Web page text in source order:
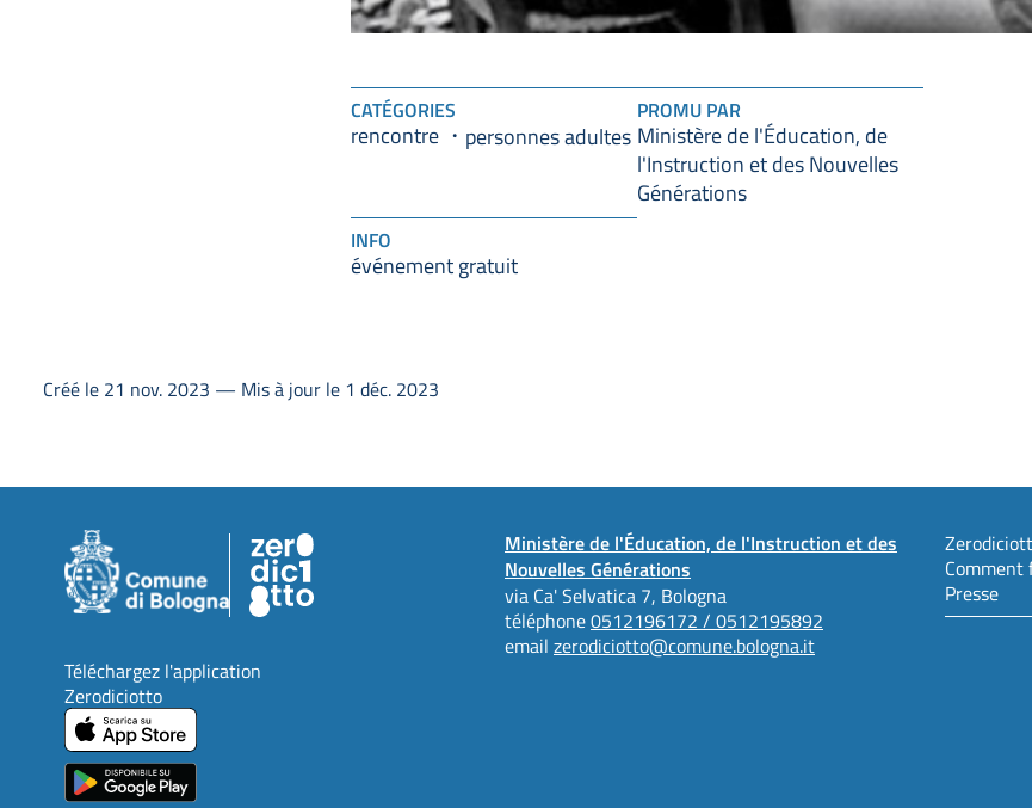
CATÉGORIES
rencontre personnes adultes
PROMU PAR
Ministère de l'Éducation, de
l'Instruction et des Nouvelles
Générations
INFO
événement gratuit
Créé le 21 nov. 2023 — Mis à jour le 1 déc. 2023
Ministère de l'Éducation, de l'Instruction et des
Nouvelles Générations
via Ca' Selvatica 7, Bologna
téléphone0512196172 / 0512195892
email zerodiciotto@comune.bologna.it
Comment
Presse
Téléchargez l'application
Zerodiciotto